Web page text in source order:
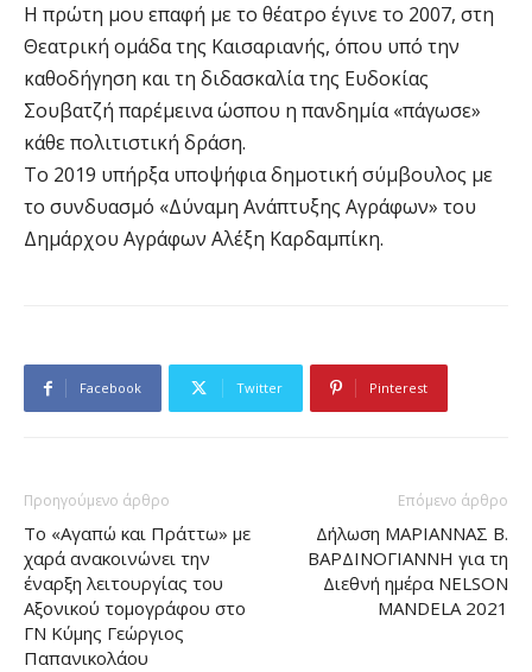
Η πρώτη μου επαφή με το θέατρο έγινε το 2007, στη
Θεατρική ομάδα της Καισαριανής, όπου υπό την
καθοδήγηση και τη διδασκαλία της Ευδοκίας
Σουβατζή παρέμεινα ώσπου η πανδημία «πάγωσε»
κάθε πολιτιστική δράση.
Το 2019 υπήρξα υποψήφια δημοτική σύμβουλος με
το συνδυασμό «Δύναμη Ανάπτυξης Αγράφων» του
Δημάρχου Αγράφων Αλέξη Καρδαμπίκη.
Facebook Twitter Pinterest
Προηγούμενο άρθρο
Το «Αγαπώ και Πράττω» με
χαρά ανακοινώνει την
έναρξη λειτουργίας του
Αξονικού τομογράφου στο
ΓΝ Κύμης Γεώργιος
Παπανικολάου
Επόμενο άρθρο
Δήλωση ΜΑΡΙΑΝΝΑΣ Β.
ΒΑΡΔΙΝΟΓΙΑΝΝΗ για τη
Διεθνή ημέρα NELSON
MANDELA 2021